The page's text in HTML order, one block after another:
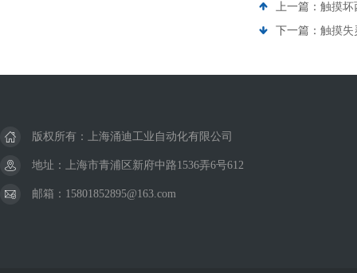
上一篇： 触摸坏
下一篇： 触摸失
版权所有：上海涌迪工业自动化有限公司
地址：上海市青浦区新府中路1536弄6号612
邮箱：15801852895@163.com